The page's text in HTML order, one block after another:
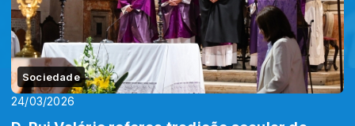
Sociedade
24/03/2026